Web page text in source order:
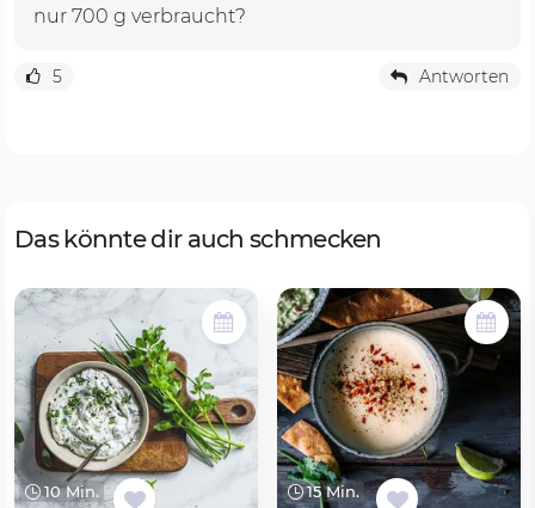
nur 700 g verbraucht?
5 Antworten
Das könnte dir auch schmecken
10 Min. 15 Min.